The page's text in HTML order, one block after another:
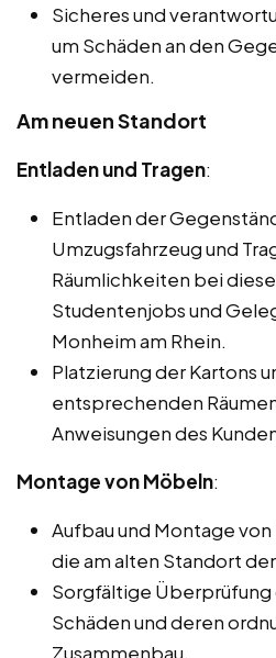
Sicheres und
um Schäden an den
vermeiden.
Am neuen Standort
Entladen und Tragen:
Entladen der
Umzugsfahrzeug und
Räumlichkeiten bei
Studentenjobs und
Monheim am Rhein.
Platzierung der Kartons
entsprechenden
Anweisungen des
Montage von Möbeln:
Aufbau und Montage
die am alten Standort
Sorgfältige Überprüfung
Schäden und deren
Zusammenbau.